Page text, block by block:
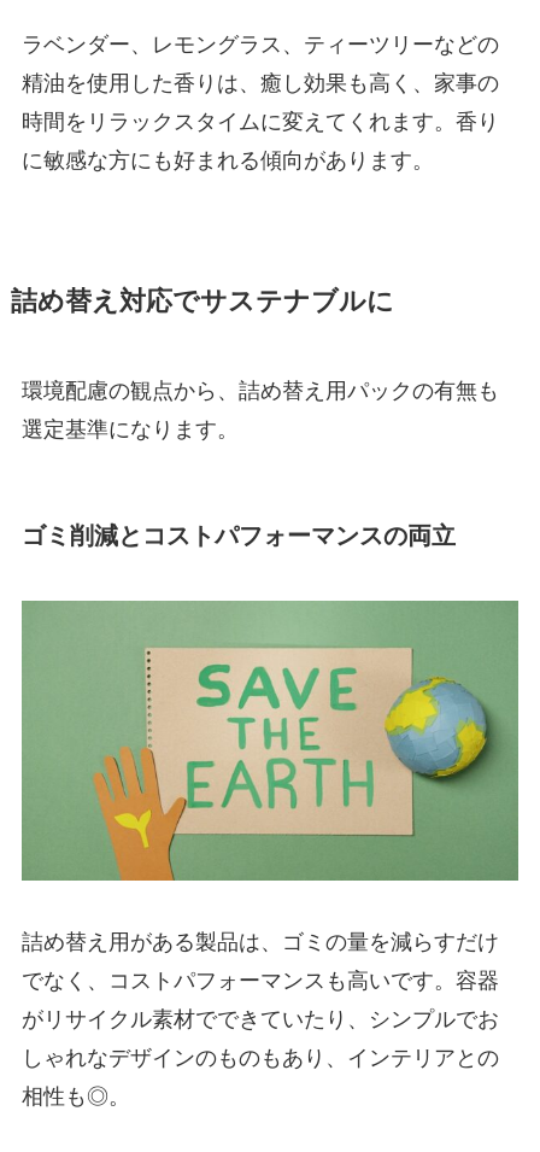
ラベンダー、レモングラス、ティーツリーなどの
精油を使用した香りは、癒し効果も高く、家事の
時間をリラックスタイムに変えてくれます。香り
に敏感な方にも好まれる傾向があります。
詰め替え対応でサステナブルに
環境配慮の観点から、詰め替え用パックの有無も
選定基準になります。
ゴミ削減とコストパフォーマンスの両立
詰め替え用がある製品は、ゴミの量を減らすだけ
でなく、コストパフォーマンスも高いです。容器
がリサイクル素材でできていたり、シンプルでお
しゃれなデザインのものもあり、インテリアとの
相性も◎。